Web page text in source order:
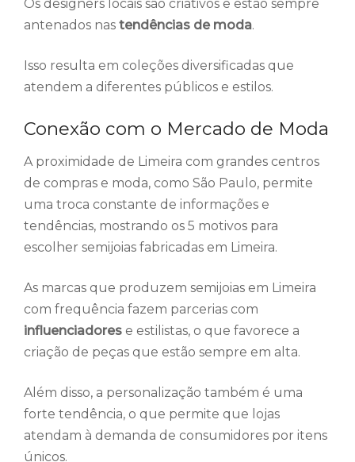
Os designers locais são criativos e estão sempre
antenados nas tendências de moda.
Isso resulta em coleções diversificadas que
atendem a diferentes públicos e estilos.
Conexão com o Mercado de Moda
A proximidade de Limeira com grandes centros
de compras e moda, como São Paulo, permite
uma troca constante de informações e
tendências, mostrando os 5 motivos para
escolher semijoias fabricadas em Limeira.
As marcas que produzem semijoias em Limeira
com frequência fazem parcerias com
influenciadores e estilistas, o que favorece a
criação de peças que estão sempre em alta.
Além disso, a personalização também é uma
forte tendência, o que permite que lojas
atendam à demanda de consumidores por itens
únicos.